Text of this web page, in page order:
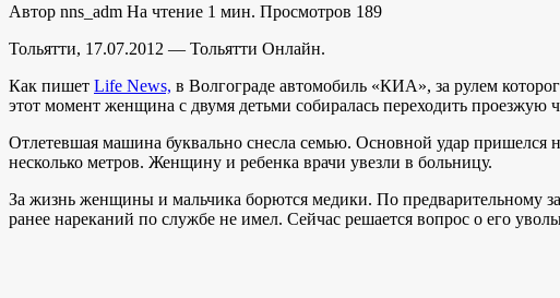
Автор nns_adm На чтение 1 мин. Просмотров 189
Тольятти, 17.07.2012 — Тольятти Онлайн.
Как пишет Life News, в Волгограде автомобиль «КИА», за рулем
этот момент женщина с двумя детьми собиралась переходить проезжую
Отлетевшая машина буквально снесла семью. Основной удар пришелся
несколько метров. Женщину и ребенка врачи увезли в больницу.
За жизнь женщины и мальчика борются медики. По предварительному
ранее нареканий по службе не имел. Сейчас решается вопрос о его